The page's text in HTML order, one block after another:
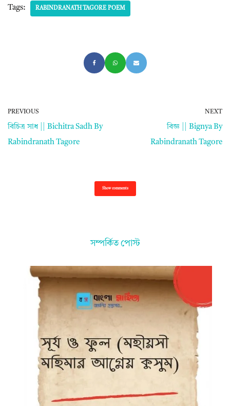
Tags: RABINDRANATH TAGORE POEM
PREVIOUS
বিচিত্র সাধ || Bichitra Sadh By
Rabindranath Tagore
NEXT
বিজ্ঞ || Bignya By
Rabindranath Tagore
Show comments
সম্পর্কিত পোস্ট